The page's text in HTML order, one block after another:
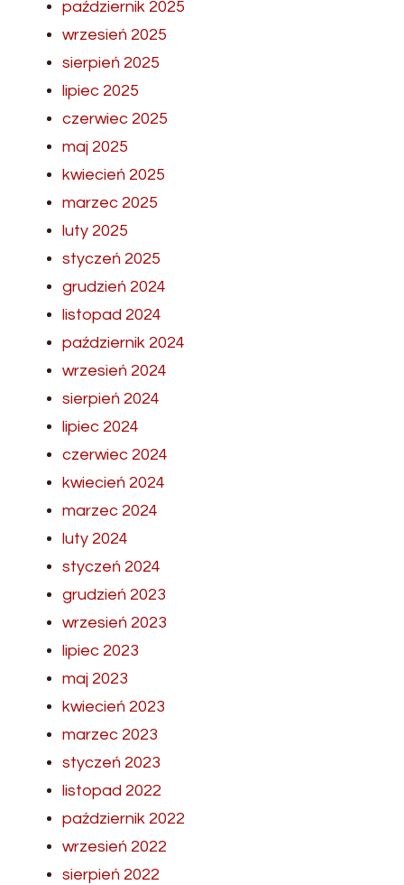
październik 2025
wrzesień 2025
sierpień 2025
lipiec 2025
czerwiec 2025
maj 2025
kwiecień 2025
marzec 2025
luty 2025
styczeń 2025
grudzień 2024
listopad 2024
październik 2024
wrzesień 2024
sierpień 2024
lipiec 2024
czerwiec 2024
kwiecień 2024
marzec 2024
luty 2024
styczeń 2024
grudzień 2023
wrzesień 2023
lipiec 2023
maj 2023
kwiecień 2023
marzec 2023
styczeń 2023
listopad 2022
październik 2022
wrzesień 2022
sierpień 2022